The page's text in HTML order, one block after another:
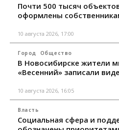
Почти 500 тысяч
оформлены
10 августа 2026, 17:00
Город Общество
В Новосибирске жители
«Весенний» записали
10 августа 2026, 16:05
Власть
Социальная сфера и